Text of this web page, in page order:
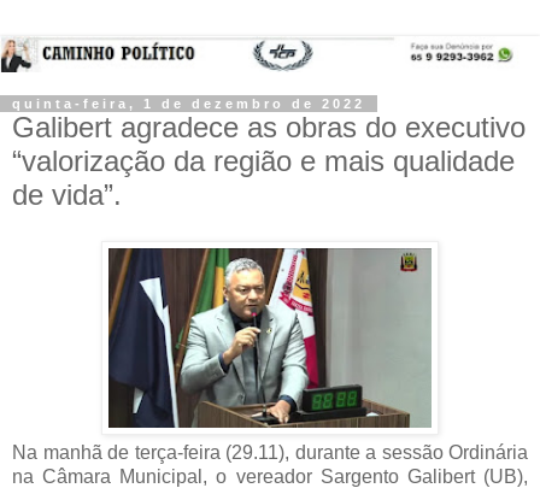
quinta-feira, 1 de dezembro de 2022
Galibert agradece as obras do executivo
“valorização da região e mais qualidade
de vida”.
Na manhã de terça-feira (29.11), durante a sessão Ordinária
na Câmara Municipal, o vereador Sargento Galibert (UB),